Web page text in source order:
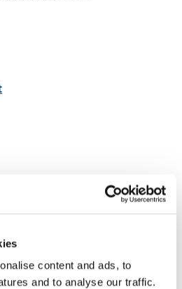
content and ads, to
and to analyse our traffic.